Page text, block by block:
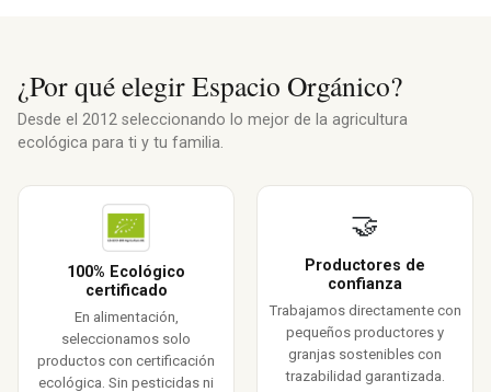
¿Por qué elegir Espacio Orgánico?
Desde el 2012 seleccionando lo mejor de la agricultura
ecológica para ti y tu familia.
100% Ecológico
certificado
En alimentación,
seleccionamos solo
productos con certificación
ecológica. Sin pesticidas ni
🤝
Productores de
confianza
Trabajamos directamente con
pequeños productores y
granjas sostenibles con
trazabilidad garantizada.